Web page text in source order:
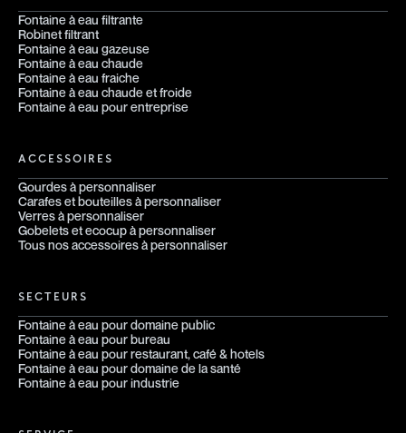
Fontaine à eau filtrante
Robinet filtrant
Fontaine à eau gazeuse
Fontaine à eau chaude
Fontaine à eau fraiche
Fontaine à eau chaude et froide
Fontaine à eau pour entreprise
ACCESSOIRES
Gourdes à personnaliser
Carafes et bouteilles à personnaliser
Verres à personnaliser
Gobelets et ecocup à personnaliser
Tous nos accessoires à personnaliser
SECTEURS
Fontaine à eau pour domaine public
Fontaine à eau pour bureau
Fontaine à eau pour restaurant, café & hotels
Fontaine à eau pour domaine de la santé
Fontaine à eau pour industrie